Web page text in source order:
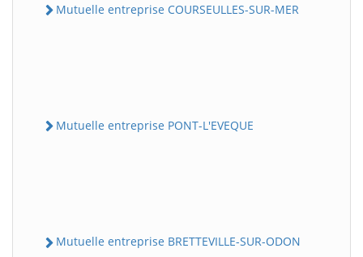
Mutuelle entreprise COURSEULLES-SUR-MER
Mutuelle entreprise PONT-L'EVEQUE
Mutuelle entreprise BRETTEVILLE-SUR-ODON